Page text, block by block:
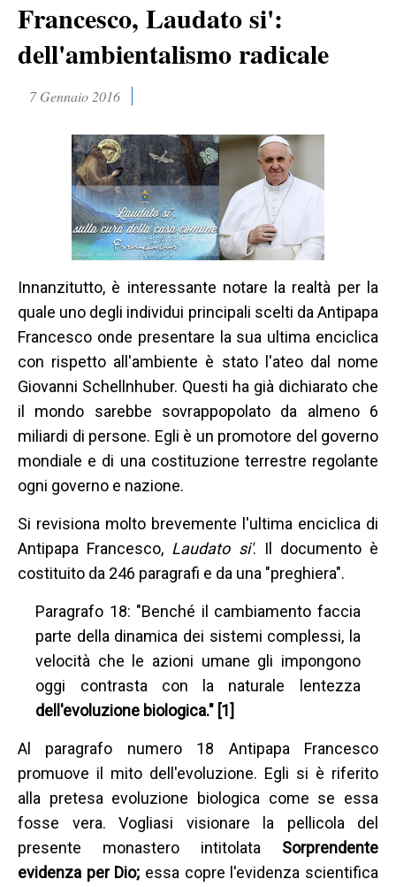
Francesco, Laudato si':
dell'ambientalismo radicale
7 Gennaio 2016
Innanzitutto, è interessante notare la realtà per la
quale uno degli individui principali scelti da Antipapa
Francesco onde presentare la sua ultima enciclica
con rispetto all'ambiente è stato l'ateo dal nome
Giovanni Schellnhuber. Questi ha già dichiarato che
il mondo sarebbe sovrappopolato da almeno 6
miliardi di persone. Egli è un promotore del governo
mondiale e di una costituzione terrestre regolante
ogni governo e nazione.
Si revisiona molto brevemente l'ultima enciclica di
Antipapa Francesco, Laudato si'. Il documento è
costituito da 246 paragrafi e da una "preghiera".
Paragrafo 18: "Benché il cambiamento faccia
parte della dinamica dei sistemi complessi, la
velocità che le azioni umane gli impongono
oggi contrasta con la naturale lentezza
dell'evoluzione biologica." [1]
Al paragrafo numero 18 Antipapa Francesco
promuove il mito dell'evoluzione. Egli si è riferito
alla pretesa evoluzione biologica come se essa
fosse vera. Vogliasi visionare la pellicola del
presente monastero intitolata Sorprendente
evidenza per Dio; essa copre l'evidenza scientifica